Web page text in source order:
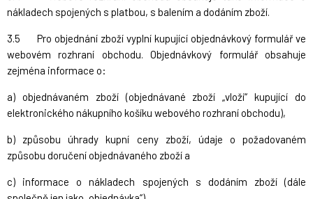
nákladech spojených s platbou, s balením a dodáním zboží.
3.5 Pro objednání zboží vyplní kupující objednávkový formulář ve
webovém rozhraní obchodu. Objednávkový formulář obsahuje
zejména informace o:
a) objednávaném zboží (objednávané zboží „vloží“ kupující do
elektronického nákupního košíku webového rozhraní obchodu),
b) způsobu úhrady kupní ceny zboží, údaje o požadovaném
způsobu doručení objednávaného zboží a
c) informace o nákladech spojených s dodáním zboží (dále